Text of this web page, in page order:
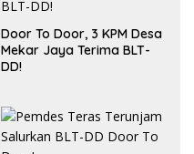
Door To Door, 3 KPM Desa
Mekar Jaya Terima BLT-
DD!